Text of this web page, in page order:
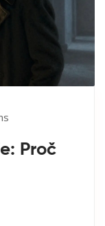
Proč